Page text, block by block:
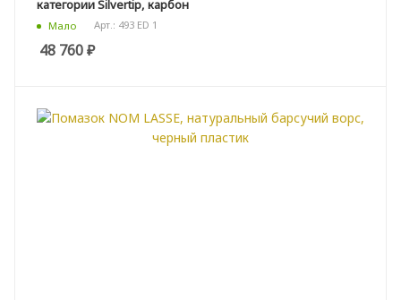
категории Silvertip, карбон
Мало Арт.: 493 ED 1
48 760₽